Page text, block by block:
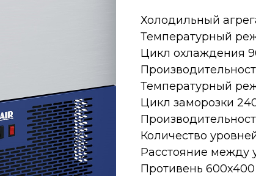
Холодильный
Температурный
Цикл охлаждения
Температурный
Цикл заморозки
Количество
Расстояние между
Противень